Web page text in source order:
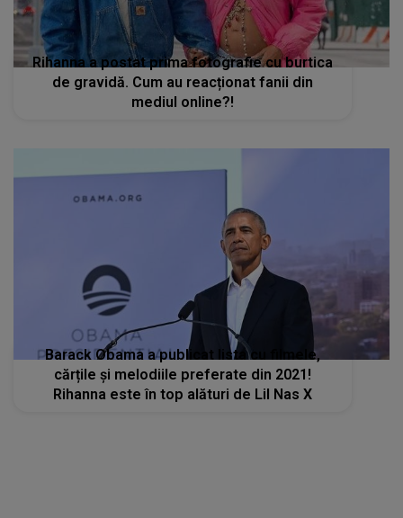
Rihanna a postat prima fotografie cu burtica
de gravidă. Cum au reacționat fanii din
mediul online?!
Barack Obama a publicat lista cu filmele,
cărțile și melodiile preferate din 2021!
Rihanna este în top alături de Lil Nas X